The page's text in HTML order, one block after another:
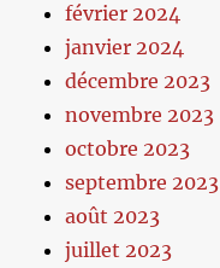
février 2024
janvier 2024
décembre 2023
novembre 2023
octobre 2023
septembre 2023
août 2023
juillet 2023